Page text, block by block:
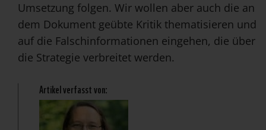
Umsetzung folgen. Wir wollen aber auch die an
dem Dokument geübte Kritik thematisieren und
auf die Falschinformationen eingehen, die über
die Strategie verbreitet werden.
Artikel verfasst von: